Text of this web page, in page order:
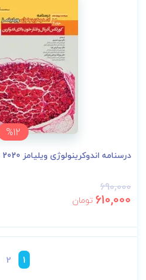
%12
درسنامه اندوکرینولوژی ویلیامز 2020 جلد4 کورتکس آدر...
690,000
610,000 تومان
1
2